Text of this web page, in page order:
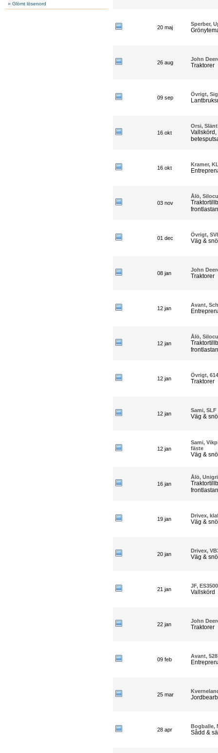
» Glömt lösenord
20 maj
Sperber,
26 aug
John
Traktorer
09 sep
Övrigt,
16 okt
Orsi,
Vallskörd,
16 okt
Kramer,
03 nov
Ålö,
01 dec
Övrigt,
Väg & snö
08 jan
John
Traktorer
12 jan
Avant,
12 jan
Ålö,
12 jan
Övrigt,
Traktorer
12 jan
Sami, SLF
Väg & snö
12 jan
Sami,
fäste
Väg & snö
16 jan
Ålö,
19 jan
Drivex,
Väg & snö
20 jan
Drivex,
Väg & snö
21 jan
JF, ES3500
Vallskörd
22 jan
John
Traktorer
09 feb
Avant, 528
25 mar
28 apr
Bogballe,
Sådd &